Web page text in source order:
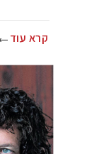
קרא עוד